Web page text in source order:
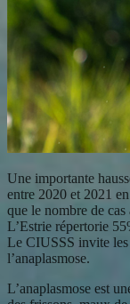
Une importante
entre 2020 et 2021
que le nombre de
L’Estrie répertorie
Le CIUSSS invite
l’anaplasmose.
L’anaplasmose est